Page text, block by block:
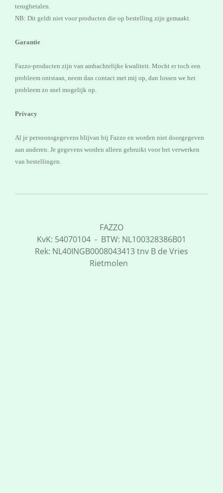
terugbetalen.
NB: Dit geldt niet voor producten die op bestelling zijn gemaakt.
Garantie
Fazzo-producten zijn van ambachtelijke kwaliteit. Mocht er toch een
probleem ontstaan, neem dan contact met mij op, dan lossen we het
probleem zo snel mogelijk op.
Privacy
Al je persoonsgegevens blijvan bij Fazzo en worden niet doorgegeven
aan anderen. Je gegevens worden alleen gebruikt voor het verwerken
van bestellingen.
FAZZO
KvK: 54070104 - BTW: NL100328386B01
Rek: NL40INGB0008043413 tnv B de Vries
Rietmolen